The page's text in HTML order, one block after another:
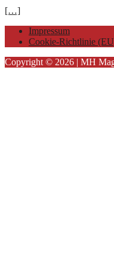
[…]
Impressum
Cookie-Richtlinie
Copyright © 2026 | MH